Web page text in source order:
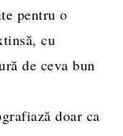
pentru o
cu
de ceva bun
doar ca